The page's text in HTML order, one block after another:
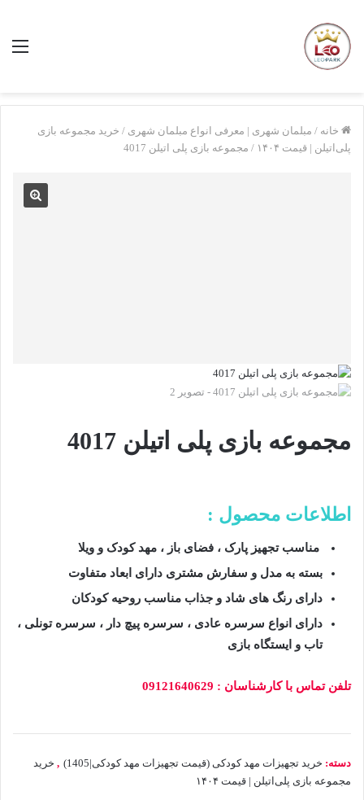
خانه / مبلمان شهری | معرفی انواع مبلمان شهری / خرید مجموعه بازی
پلی‌اتیلن | قیمت ۱۴۰۴
/ مجموعه بازی پلی اتیلن 4017
مجموعه بازی پلی اتیلن 4017
اطلاعات محصول :
مناسب تجهیز پارک ، فضای باز ، مهد کودک و ویلا
بسته به مدل و سفارش مشتری دارای ابعاد متفاوت
دارای رنگ های شاد و جذاب مناسب روحیه کودکان
دارای انواع سرسره عادی ، سرسره پیچ دار ، سرسره تونلی ،
تاب و ایستگاه بازی
تلفن تماس با کارشناسان : 09121640629
دسته: خرید تجهیزات مهد کودکی (قیمت تجهیزات مهد کودکی|1405) , خرید
مجموعه بازی پلی‌اتیلن | قیمت ۱۴۰۴